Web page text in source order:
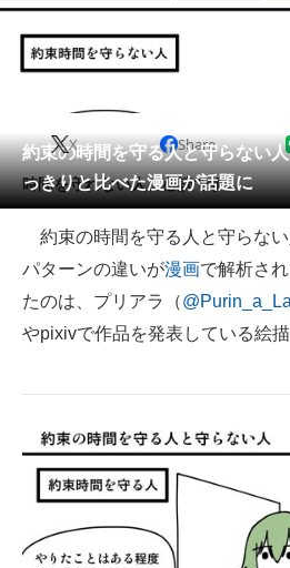
グルメ 地域
住まい 教育
会員記事
メディア
注目記事を集めた総合ページ
ITの今と未来を見通す
スマホと通信の最新トレンド
好きが集まる 比べて選べる
ビジネスと働き方のヒント
AI活用のいまが分かる
約束の時間を守る人と守らない
っきりと比べた漫画が話題に
X Share
時間を守れない人、必読です。
約束の時間を守る人と守らな
パターンの違いが漫画で解析さ
たのは、プリアラ（
やpixivで作品を発表している絵描